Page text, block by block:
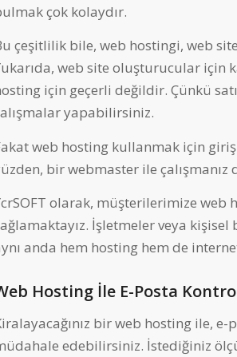
çok kolaydır.
çeşitlilik bile, web hostingi, web
web site oluşturucular için
için geçerli değildir. Çünkü
yapabilirsiniz.
web hosting kullanmak için
bir webmaster ile çalışmanız
olarak, müşterilerimize web
İşletmeler veya
anda hem hosting hem de
Hosting İle E-Posta
bir web hosting ile,
edebilirsiniz. İstediğiniz